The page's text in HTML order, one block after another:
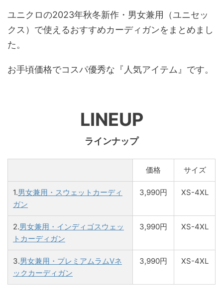
ユニクロの2023年秋冬新作・男女兼用（ユニセッ
クス）で使えるおすすめカーディガンをまとめまし
た。
お手頃価格でコスパ優秀な『人気アイテム』です。
LINEUP
ラインナップ
価格 サイズ
1.男女兼用・スウェットカーディ
ガン
3,990円 XS-4XL
2.男女兼用・インディゴスウェッ
トカーディガン
3,990円 XS-4XL
3.男女兼用・プレミアムラムVネ
ックカーディガン
3,990円 XS-4XL